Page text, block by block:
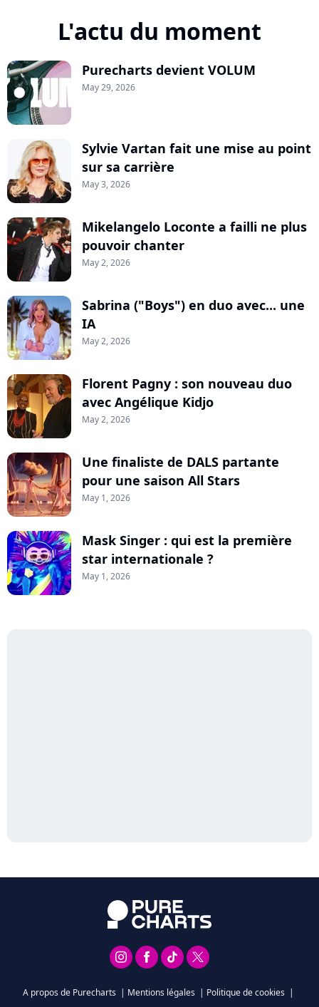
L'actu du moment
Purecharts devient VOLUM
May 29, 2026
Sylvie Vartan fait une mise au point
sur sa carrière
May 3, 2026
Mikelangelo Loconte a failli ne plus
pouvoir chanter
May 2, 2026
Sabrina ("Boys") en duo avec... une
IA
May 2, 2026
Florent Pagny : son nouveau duo
avec Angélique Kidjo
May 2, 2026
Une finaliste de DALS partante
pour une saison All Stars
May 1, 2026
Mask Singer : qui est la première
star internationale ?
May 1, 2026
A propos de Purecharts | Mentions légales | Politique de cookies |